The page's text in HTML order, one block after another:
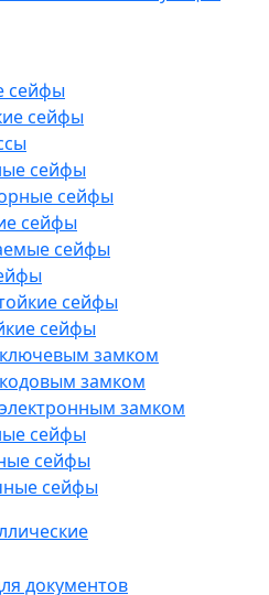
сейфы
сейфы
сейфы
сейфы
сейфы
сейфы
сейфы
сейфы
замком
замком
замком
сейфы
сейфы
сейфы
документов